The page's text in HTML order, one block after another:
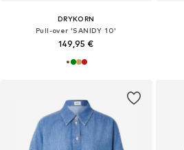
DRYKORN
Pull-over 'SANIDY 10'
149,95 €